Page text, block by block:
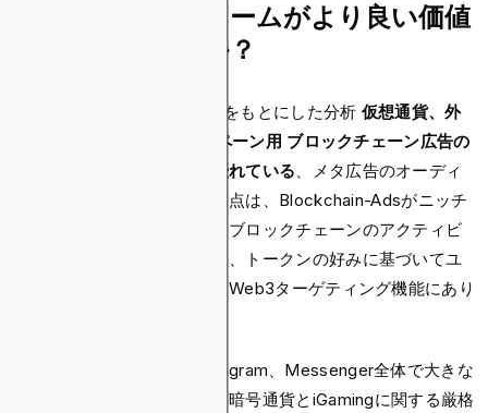
どのプラットフォームがより良い価値
をもたらしますか？
Google アナリティクス自体をもとにした分析 仮想通貨、外
国為替、iGamingのキャンペーン用 ブロックチェーン広告の
パフォーマンスがはるかに優れている、メタ広告のオーディ
エンスは多いですが。主な利点は、Blockchain-Adsがニッチ
に焦点を当てていることと、ブロックチェーンのアクティビ
ティ、ウォレットの保有状況、トークンの好みに基づいてユ
ーザーにリーチできる高度なWeb3ターゲティング機能にあり
メタ広告はFacebook、Instagram、Messenger全体で大きな
リーチを提供していますが、暗号通貨とiGamingに関する厳格